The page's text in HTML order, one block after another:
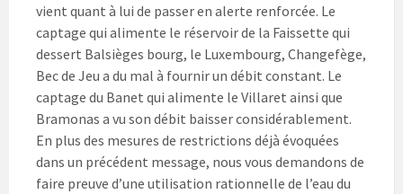
vient quant à lui de passer en alerte renforcée. Le
captage qui alimente le réservoir de la Faissette qui
dessert Balsièges bourg, le Luxembourg, Changefège,
Bec de Jeu a du mal à fournir un débit constant. Le
captage du Banet qui alimente le Villaret ainsi que
Bramonas a vu son débit baisser considérablement.
En plus des mesures de restrictions déjà évoquées
dans un précédent message, nous vous demandons de
faire preuve d’une utilisation rationnelle de l’eau du